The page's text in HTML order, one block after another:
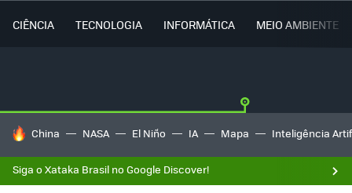
CIÊNCIA TECNOLOGIA INFORMÁTICA MEIO AMBIENTE
TENDÊNCIAS DO DIA
China NASA El Niño IA Mapa Inteligência
Siga o Xataka Brasil no Google Discover!